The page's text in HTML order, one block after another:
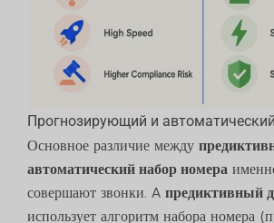
Прогнозирующий и
Основное различие между
автоматический набор номера
совершают звонки. A предиктивный
использует алгоритм набора номера